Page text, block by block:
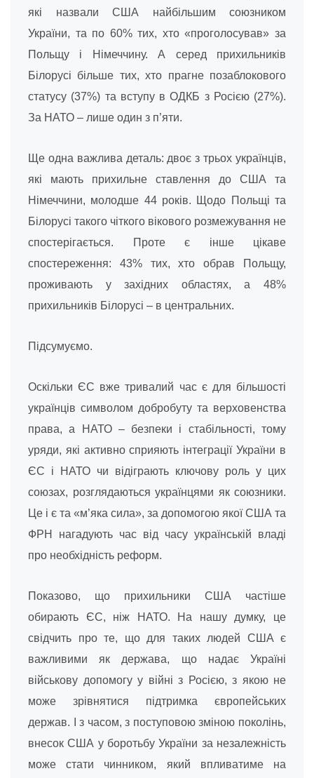
які назвали США найбільшим союзником
України, та по 60% тих, хто «проголосував» за
Польщу і Німеччину. А серед прихильників
Білорусі більше тих, хто прагне позаблокового
статусу (37%) та вступу в ОДКБ з Росією (27%).
За НАТО – лише один з п’яти.
Ще одна важлива деталь: двоє з трьох українців,
які мають прихильне ставлення до США та
Німеччини, молодше 44 років. Щодо Польщі та
Білорусі такого чіткого вікового розмежування не
спостерігається. Проте є інше цікаве
спостереження: 43% тих, хто обрав Польщу,
проживають у західних областях, а 48%
прихильників Білорусі – в центральних.
Підсумуємо.
Оскільки ЄС вже тривалий час є для більшості
українців символом добробуту та верховенства
права, а НАТО – безпеки і стабільності, тому
уряди, які активно сприяють інтеграції України в
ЄС і НАТО чи відіграють ключову роль у цих
союзах, розглядаються українцями як союзники.
Це і є та «м’яка сила», за допомогою якої США та
ФРН нагадують час від часу українській владі
про необхідність реформ.
Показово, що прихильники США частіше
обирають ЄС, ніж НАТО. На нашу думку, це
свідчить про те, що для таких людей США є
важливими як держава, що надає Україні
військову допомогу у війні з Росією, з якою не
може зрівнятися підтримка європейських
держав. І з часом, з поступовою зміною поколінь,
внесок США у боротьбу України за незалежність
може стати чинником, який впливатиме на